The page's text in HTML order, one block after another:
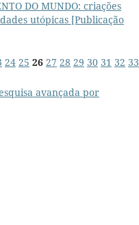
DO MUNDO: criações
utópicas [Publicação
24 25 26 27 28 29 30 31 32 33
avançada por